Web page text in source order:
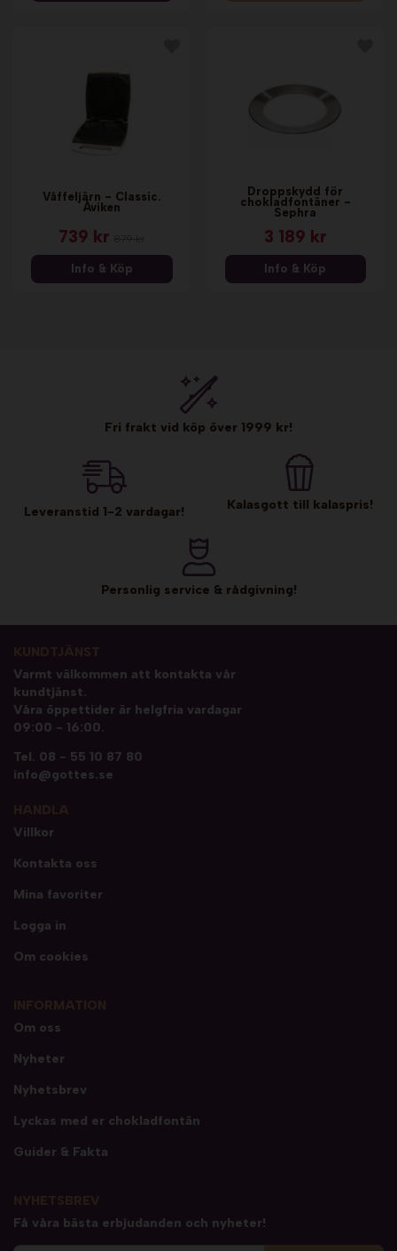
Våffeljärn - Classic.
Åviken
739 kr
Info & Köp
Droppskydd för
chokladfontäner -
Sephra
3 189 kr
Info & Köp
Fri frakt vid köp över 1999 kr!
Leveranstid 1-2 vardagar! Kalasgott till kalaspris!
Personlig service & rådgivning!
Varmt välkommen att kontakta vår
kundtjänst.
Våra öppettider är helgfria vardagar
09:00 - 16:00.
Tel. 08 - 55 10 87 80
info@gottes.se
Villkor
Kontakta oss
Mina favoriter
Logga in
Om cookies
Om oss
Nyheter
Nyhetsbrev
Lyckas med er chokladfontän
Guider & Fakta
Få våra bästa erbjudanden och nyheter!